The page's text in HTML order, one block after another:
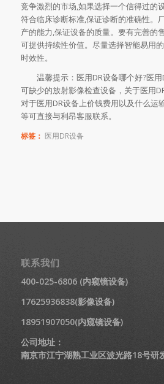
竞争激烈的市场,如果选择一个信得过的
符合临床诊断标准,保证诊断的准确性。
产的能力,保证设备的质量。要有完善的
可提供持续性价值。尽量选择智能易用
时效性。
温馨提示：医用DR设备哪个好?医用
可缺少的放射影像检查设备，关于医用
对于医用DR设备上价钱费用以及什么运
等可直接与利昂客服联系。
标签： 医用DR设备
联系我们
400-025-6806 (内窥镜设备)
17625936838(影像设备)
18951907050(内窥镜设备)
公司地址：
南京市江宁湖熟工业区波光路18号研